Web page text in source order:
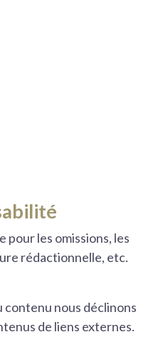
les omissions, les
rédactionnelle, etc.
nous déclinons
de liens externes.